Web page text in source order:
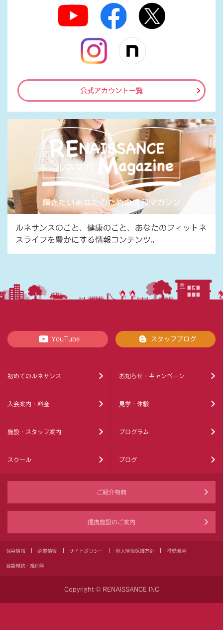
公式アカウント一覧
ルネサンスのこと、健康のこと、あなたのフィットネ
スライフを豊かにする情報コンテンツ。
YouTube スタッフブログ
初めてのルネサンス お知らせ・キャンペーン
入会案内・料金 見学・体験
施設・スタッフ案内 プログラム
スクール ブログ
ご紹介特典
提携施設のご案内
採用情報 企業情報 サイトポリシー 個人情報保護方針 推奨環境
会員規約・規則等
Copyright © RENAISSANCE INC